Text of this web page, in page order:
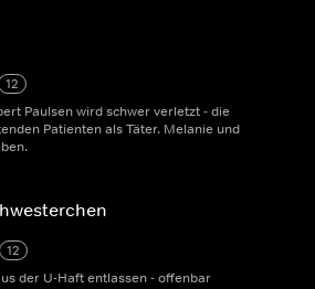
12
Paulsen wird schwer verletzt - die
Patienten als Täter. Melanie und
12
der U-Haft entlassen - offenbar